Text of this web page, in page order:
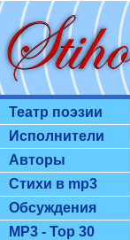
Театр поэзии
Исполнители
Авторы
Стихи в mp3
Обсуждения
MP3 - Top 30